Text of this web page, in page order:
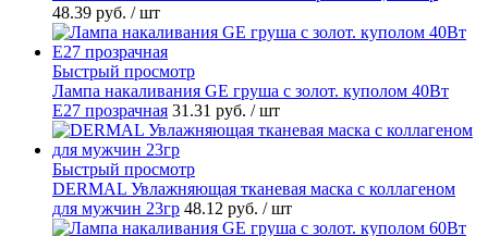
48.39 руб. / шт
Быстрый просмотр
Лампа накаливания GE груша с золот. куполом 40Вт
Е27 прозрачная 31.31 руб. / шт
Быстрый просмотр
DERMAL Увлажняющая тканевая маска с коллагеном
для мужчин 23гр 48.12 руб. / шт